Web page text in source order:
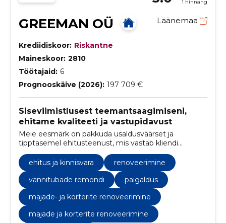
1 hinnang
GREEMAN OÜ Läänemaa
Krediidiskoor: Riskantne
Maineskoor: 2810
Töötajaid: 6
Prognooskäive (2026): 197 709 €
Siseviimistlusest teemantsaagimiseni,
ehitame kvaliteeti ja vastupidavust
Meie eesmärk on pakkuda usaldusväärset ja
tipptasemel ehitusteenust, mis vastab kliendi
ehitus ja kinnisvara
renoveerimine
vannitubade remondi
paigaldus
majade- ja korterite renoveerimine
majade ja korterite renoveerimine